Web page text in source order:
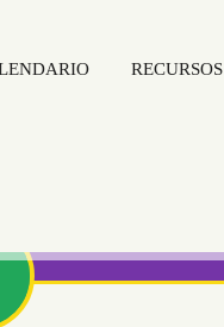
RECURSOS